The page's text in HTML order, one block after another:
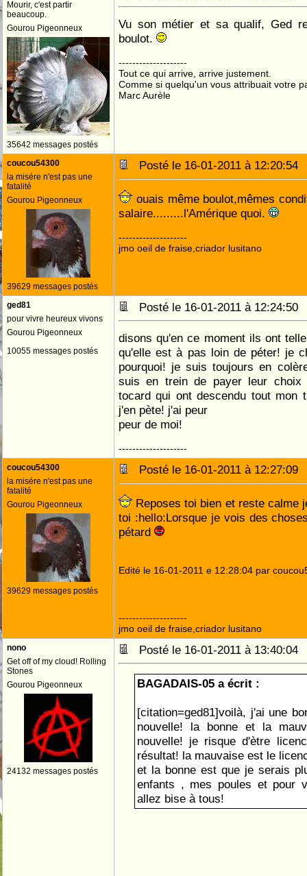
Mourir, c'est partir
beaucoup.
Gourou Pigeonneux
35642 messages postés
Vu son métier et sa qualif, Ged
boulot.
--------------------
Tout ce qui arrive, arrive justement.
Comme si quelqu'un vous attribuait votre
Marc Aurèle
coucou54300
la misére n'est pas une
fatalité
Gourou Pigeonneux
39629 messages postés
Posté le 16-01-2011 à
ouais même boulot,mêmes
salaire.........l'Amérique quoi.
--------------------
jmo oeil de fraise,criador lusitano
ged81
pour vivre heureux vivons
Gourou Pigeonneux
10055 messages postés
Posté le 16-01-2011 à
disons qu'en ce moment ils ont
qu'elle est à pas loin de péter! je
pourquoi! je suis toujours en
suis en trein de payer leur choix
tocard qui ont descendu tout mon
j'en pète! j'ai peur
peur de moi!
--------------------
coucou54300
la misére n'est pas une
fatalité
Gourou Pigeonneux
39629 messages postés
Posté le 16-01-2011 à
Reposes toi bien et reste calme
toi :hello:Lorsque je vois des
pétard
Edité le 16-01-2011 e 12:28:04 par
--------------------
jmo oeil de fraise,criador lusitano
nono
Get off of my cloud! Rolling
Stones
Gourou Pigeonneux
24132 messages postés
Posté le 16-01-2011 à
BAGADAIS-05 a écrit :
[citation=ged81]voilà, j'ai une
nouvelle! la bonne et la
nouvelle! je risque d'ètre
résultat! la mauvaise est le
et la bonne est que je serais
enfants , mes poules et pour
allez bise à tous!